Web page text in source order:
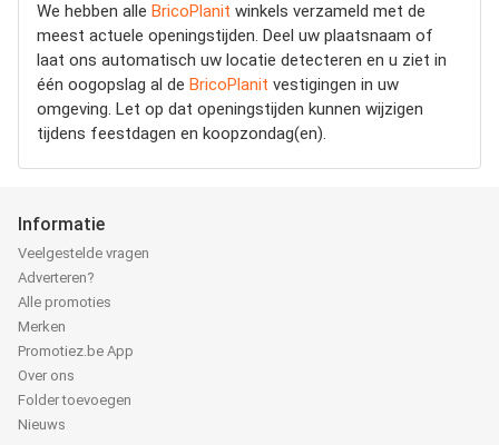
We hebben alle BricoPlanit winkels verzameld met de
meest actuele openingstijden. Deel uw plaatsnaam of
laat ons automatisch uw locatie detecteren en u ziet in
één oogopslag al de BricoPlanit vestigingen in uw
omgeving. Let op dat openingstijden kunnen wijzigen
tijdens feestdagen en koopzondag(en).
Informatie
Veelgestelde vragen
Adverteren?
Alle promoties
Merken
Promotiez.be App
Over ons
Folder toevoegen
Nieuws